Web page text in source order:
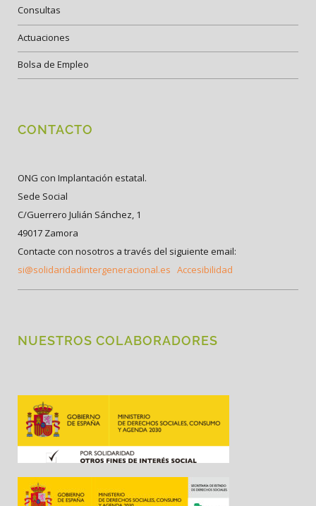
Consultas
Actuaciones
Bolsa de Empleo
CONTACTO
ONG con Implantación estatal.
Sede Social
C/Guerrero Julián Sánchez, 1
49017 Zamora
Contacte con nosotros a través del siguiente email:
si@solidaridadintergeneracional.es Accesibilidad
NUESTROS COLABORADORES